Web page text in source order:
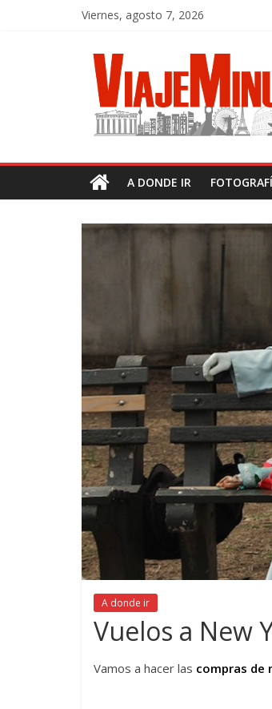
Viernes, agosto 7, 2026
A DONDE IR
A donde ir
Vuelos a New
Vamos a hacer las compras de